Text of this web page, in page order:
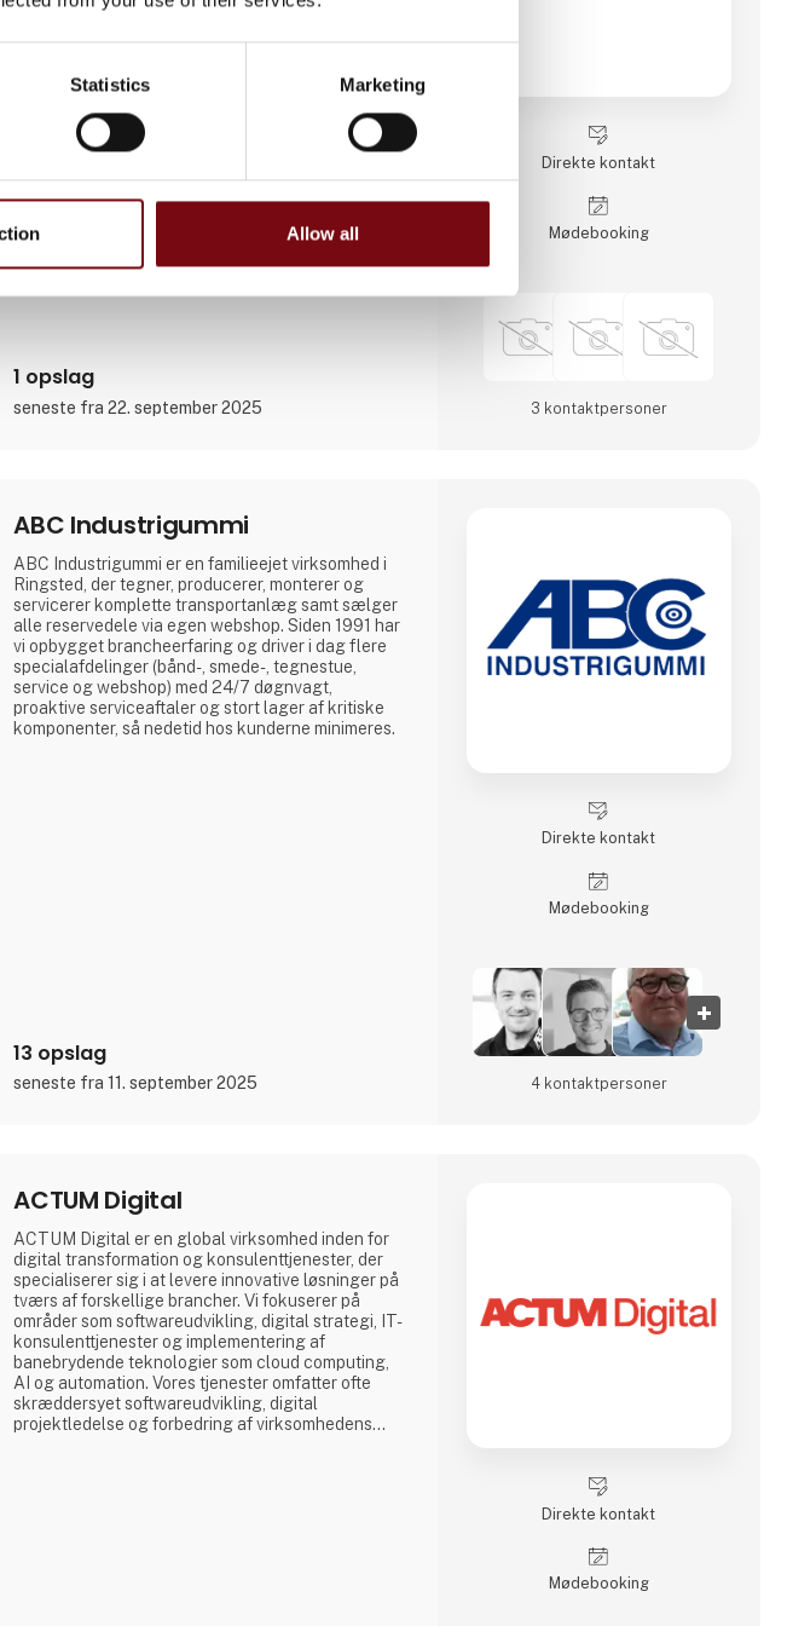
Statistics Marketing
Allow all
europæiske og internationale markeder.
over 200 faglærte arbejdere på tre skift, hvilket
sikrer en kontinuerlig produktion. Aateq fokuserer
på små til mellemstore serier og arbejdskrævende
projekter og arbejder med en række forskellige
materialer, herunder stål, rustfrit stål, aluminium,
bronze og teknisk plast. Tjene
1 opslag
seneste fra 22. september 2025
Direkte kontakt
Møde­booking
3 kontakt­personer
ABC Industrigummi
ABC Industrigummi er en familieejet virksomhed i
Ringsted, der tegner, producerer, monterer og
servicerer komplette transportanlæg samt sælger
alle reservedele via egen webshop. Siden 1991 har
vi opbygget brancheerfaring og driver i dag flere
specialafdelinger (bånd-, smede-, tegnestue,
service og webshop) med 24/7 døgnvagt,
proaktive serviceaftaler og stort lager af kritiske
komponenter, så nedetid hos kunderne minimeres.
13 opslag
seneste fra 11. september 2025
Direkte kontakt
Møde­booking
4 kontakt­personer
ACTUM Digital
ACTUM Digital er en global virksomhed inden for
digital transformation og konsulenttjenester, der
specialiserer sig i at levere innovative løsninger på
tværs af forskellige brancher. Vi fokuserer på
områder som softwareudvikling, digital strategi, IT-
konsulenttjenester og implementering af
banebrydende teknologier som cloud computing,
AI og automation. Vores tjenester omfatter ofte
skræddersyet softwareudvikling, digital
projektledelse og forbedring af virksomhedens
Direkte kontakt
Møde­booking